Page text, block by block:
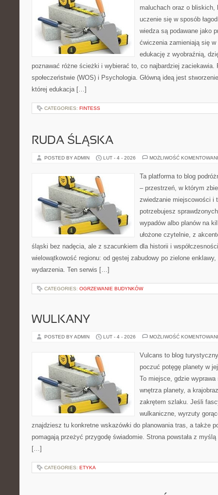
maluchach oraz o bliskich,
uczenie się w sposób
wiedza są podawane jako
ćwiczenia zamieniają się w
edukację z wyobraźnią,
poznawać różne ścieżki i wybierać to, co najbardziej zaciekawia.
społeczeństwie (WOS) i Psychologia. Główną ideą jest
której edukacja […]
CATEGORIES: FINTESS
RUDA ŚLĄSKA
POSTED BY ADMIN LUT - 4 - 2026 MOŻLIWOŚĆ
Ta platforma to blog
– przestrzeń, w którym
zwiedzanie miejscowości i
potrzebujesz
wypadów albo planów na
ułożone czytelnie, z
śląski bez nadęcia, ale z szacunkiem dla historii i
wielowątkowość regionu: od gęstej zabudowy po zielone
wydarzenia. Ten serwis […]
CATEGORIES: OGRZEWANIE BUDYNKÓW
WULKANY
POSTED BY ADMIN LUT - 4 - 2026 MOŻLIWOŚĆ
Vulcans to blog
poczuć potęgę planety w
To miejsce, gdzie
wnętrza planety, a
zakrętem szlaku. Jeśli
wulkaniczne, wyrzuty
znajdziesz tu konkretne wskazówki do planowania tras, a także
pomagają przeżyć przygodę świadomie. Strona powstała z
[…]
CATEGORIES: ETYKA